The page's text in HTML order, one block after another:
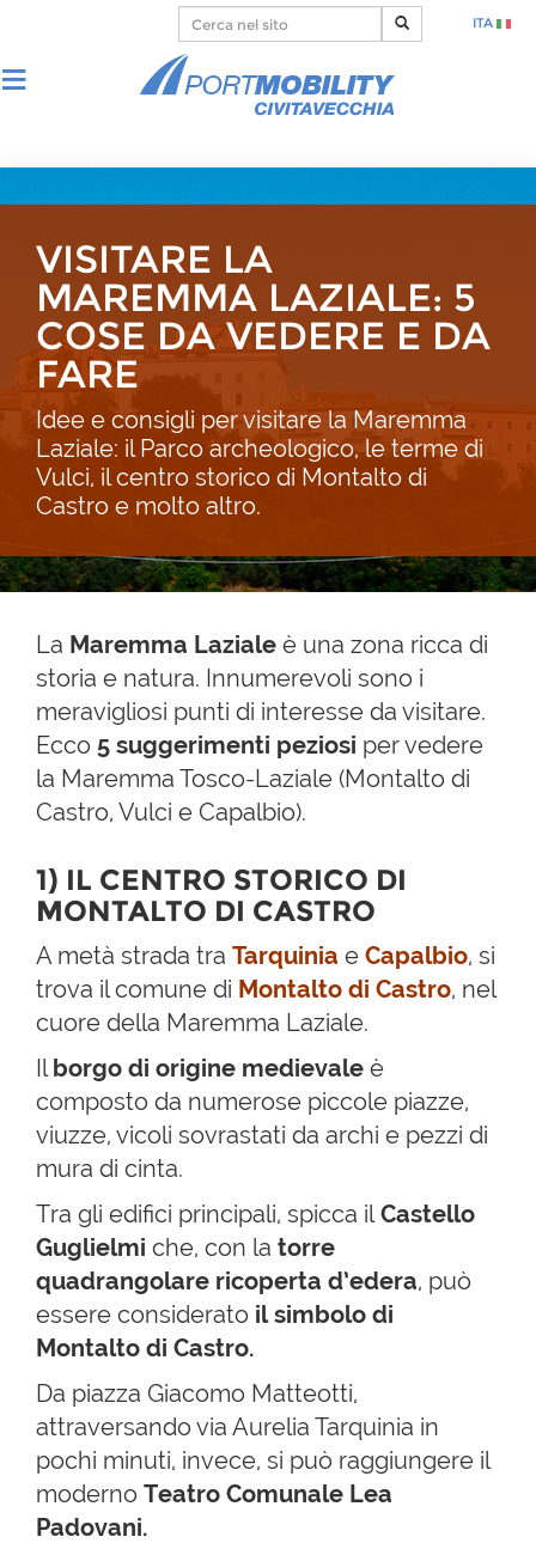
ITA
VISITARE LA
MAREMMA LAZIALE: 5
COSE DA VEDERE E DA
FARE
Idee e consigli per visitare la Maremma
Laziale: il Parco archeologico, le terme di
Vulci, il centro storico di Montalto di
Castro e molto altro.
La Maremma Laziale è una zona ricca di
storia e natura. Innumerevoli sono i
meravigliosi punti di interesse da visitare.
Ecco 5 suggerimenti peziosi per vedere
la Maremma Tosco-Laziale (Montalto di
Castro, Vulci e Capalbio).
1) IL CENTRO STORICO DI
MONTALTO DI CASTRO
A metà strada tra Tarquinia e Capalbio, si
trova il comune di Montalto di Castro, nel
cuore della Maremma Laziale.
Ilborgo di origine medievale è
composto da numerose piccole piazze,
viuzze, vicoli sovrastati da archi e pezzi di
mura di cinta.
Tra gli edifici principali, spicca ilCastello
Guglielmi che, con la torre
quadrangolare ricoperta d’edera, può
essere considerato il simbolo di
Montalto di Castro.
Da piazza Giacomo Matteotti,
attraversando via Aurelia Tarquinia in
pochi minuti, invece, si può raggiungere il
moderno Teatro Comunale Lea
Padovani.